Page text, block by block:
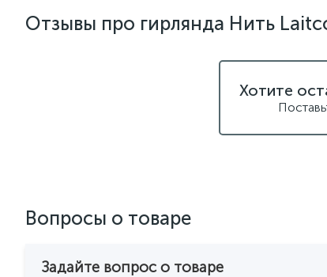
Отзывы про гирлянда Нить
Хотите
Вопросы о товаре
Задайте вопрос о товаре